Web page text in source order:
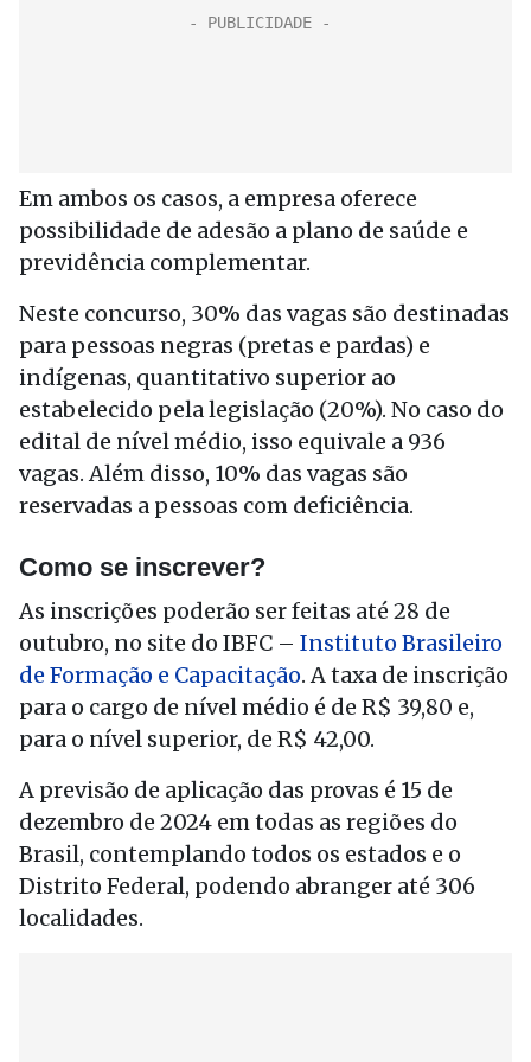
Em ambos os casos, a empresa oferece
possibilidade de adesão a plano de saúde e
previdência complementar.
Neste concurso, 30% das vagas são destinadas
para pessoas negras (pretas e pardas) e
indígenas, quantitativo superior ao
estabelecido pela legislação (20%). No caso do
edital de nível médio, isso equivale a 936
vagas. Além disso, 10% das vagas são
reservadas a pessoas com deficiência.
Como se inscrever?
As inscrições poderão ser feitas até 28 de
outubro, no site do IBFC – Instituto Brasileiro
de Formação e Capacitação. A taxa de inscrição
para o cargo de nível médio é de R$ 39,80 e,
para o nível superior, de R$ 42,00.
A previsão de aplicação das provas é 15 de
dezembro de 2024 em todas as regiões do
Brasil, contemplando todos os estados e o
Distrito Federal, podendo abranger até 306
localidades.